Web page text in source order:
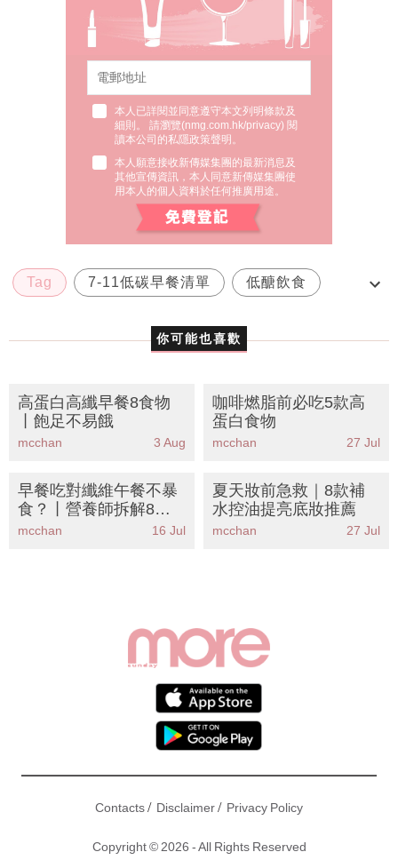
本人已詳閱並同意遵守本文列明條款及
細則。 請瀏覽(nmg.com.hk/privacy) 閱
讀本公司的私隱政策聲明。
本人願意接收新傳媒集團的最新消息及
其他宣傳資訊，本人同意新傳媒集團使
用本人的個人資料於任何推廣用途。
Tag 7-11低碳早餐清單 低醣飲食
你可能也喜歡
高蛋白高纖早餐8食物
丨飽足不易餓
mcchan 3 Aug
咖啡燃脂前必吃5款高
蛋白食物
mcchan 27 Jul
早餐吃對纖維午餐不暴
食？丨營養師拆解8款
高纖早餐食物清單 附5
mcchan 16 Jul
夏天妝前急救｜8款補
水控油提亮底妝推薦
mcchan 27 Jul
Contacts/ Disclaimer/ Privacy Policy
Copyright © 2026 - All Rights Reserved